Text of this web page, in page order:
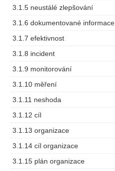
3.1.5 neustálé zlepšování
3.1.6 dokumentované informace
3.1.7 efektivnost
3.1.8 incident
3.1.9 monitorování
3.1.10 měření
3.1.11 neshoda
3.1.12 cíl
3.1.13 organizace
3.1.14 cíl organizace
3.1.15 plán organizace